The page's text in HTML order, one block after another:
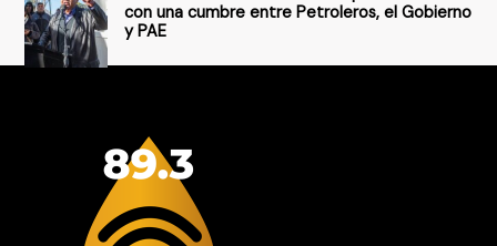
con una cumbre entre Petroleros, el Gobierno
y PAE